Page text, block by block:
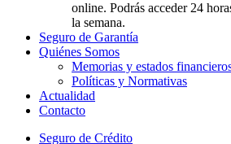
online. Podrás acceder 24
la semana.
Seguro de Garantía
Quiénes Somos
Memorias y estados
Políticas y Normativas
Actualidad
Contacto
Seguro de Crédito